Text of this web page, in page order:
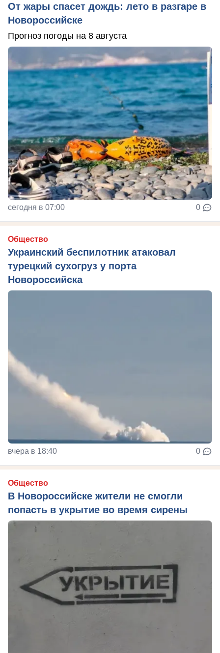
От жары спасет дождь: лето в разгаре в
Новороссийске
Прогноз погоды на 8 августа
сегодня в 07:00 0
Общество
Украинский беспилотник атаковал
турецкий сухогруз у порта
Новороссийска
вчера в 18:40 0
Общество
В Новороссийске жители не смогли
попасть в укрытие во время сирены